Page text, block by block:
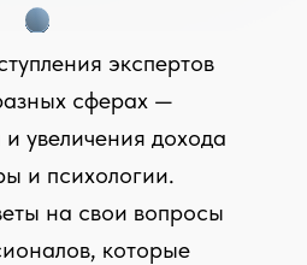
экспертов
сферах —
увеличения дохода
и психологии.
на свои вопросы
которые